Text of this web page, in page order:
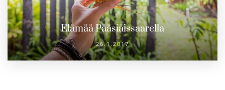
Elämää Pääsiäissaarella
26.1.2017